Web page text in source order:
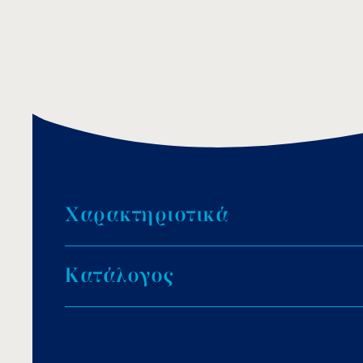
Χαρακτηριστικά
Διάσταση: Ø 155mm.
Κατάλογος